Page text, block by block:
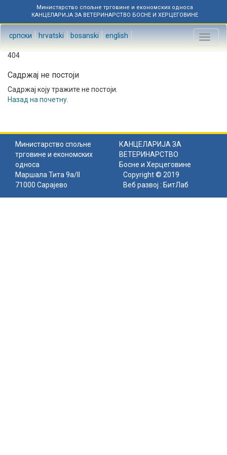
Министарство спољне трговине и економских односа
КАНЦЕЛАРИЈА ЗА ВЕТЕРИНАРСТВО БОСНЕ И ХЕРЦЕГОВИНЕ
српски hrvatski bosanski english
Toggle
404
Садржај не постоји
Садржај коју тражите не постоји.
Назад на почетну
Министарство спољне
трговине и економских
односа
КАНЦЕЛАРИЈА ЗА
ВЕТЕРИНАРСТВО
Босне и Херцеговине
Маршала Тита 9а/II
71000 Сарајево
Copyright © 2019
Веб развој : БитЛаб